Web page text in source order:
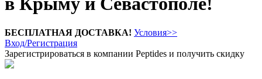
БЕСПЛАТНАЯ ДОСТАВКА! Условия>>
Вход/Регистрация
Зарегистрироваться в компании Peptides и получить скидку